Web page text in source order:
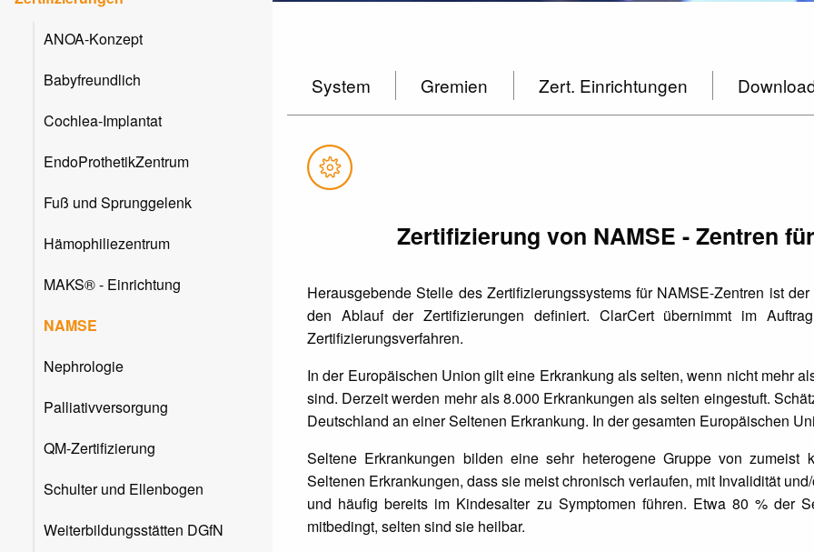
ANOA-Konzept
Babyfreundlich
Cochlea-Implantat
EndoProthetikZentrum
Fuß und Sprunggelenk
Hämophiliezentrum
MAKS® - Einrichtung
NAMSE
Nephrologie
Palliativversorgung
QM-Zertifizierung
Schulter und Ellenbogen
Weiterbildungsstätten DGfN
System Gremien Zert. Einrichtungen
Zertifizierung von NAMSE - Zentren
Herausgebende Stelle des Zertifizierungssystems für NAMSE-Zentren ist
den Ablauf der Zertifizierungen definiert. ClarCert übernimmt im
Zertifizierungsverfahren.
In der Europäischen Union gilt eine Erkrankung als selten, wenn nicht mehr
sind. Derzeit werden mehr als 8.000 Erkrankungen als selten eingestuft.
Deutschland an einer Seltenen Erkrankung. In der gesamten Europäischen
Seltene Erkrankungen bilden eine sehr heterogene Gruppe von zumeist
Seltenen Erkrankungen, dass sie meist chronisch verlaufen, mit Invalidität
und häufig bereits im Kindesalter zu Symptomen führen. Etwa 80 % der
mitbedingt, selten sind sie heilbar.